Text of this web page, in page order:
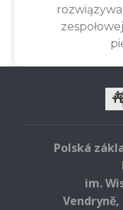
Polská
im.